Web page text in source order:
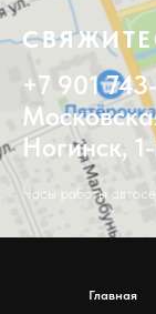
+7 901
Ногинск,
Часы работы
Главная